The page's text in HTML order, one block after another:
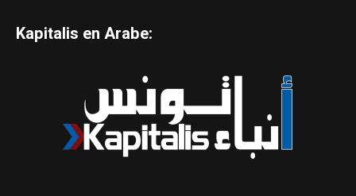
Kapitalis en Arabe: